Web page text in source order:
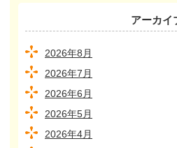
アーカイ
2026年8月
2026年7月
2026年6月
2026年5月
2026年4月